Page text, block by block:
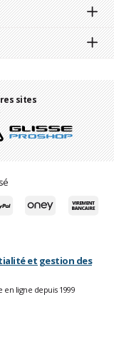
sites
et gestion des
en ligne depuis 1999